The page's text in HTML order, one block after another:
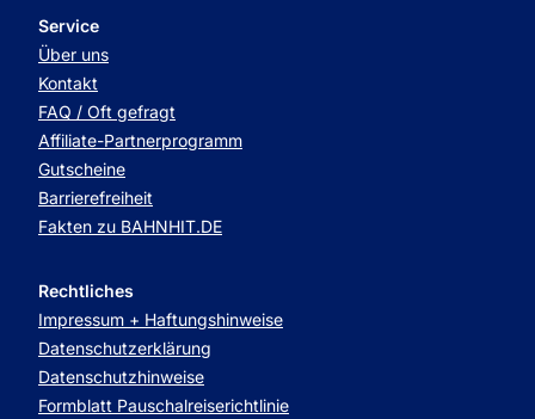
Service
Über uns
Kontakt
FAQ / Oft gefragt
Affiliate-Partnerprogramm
Gutscheine
Barrierefreiheit
Fakten zu BAHNHIT.DE
Rechtliches
Impressum + Haftungshinweise
Datenschutzerklärung
Datenschutzhinweise
Formblatt Pauschalreiserichtlinie